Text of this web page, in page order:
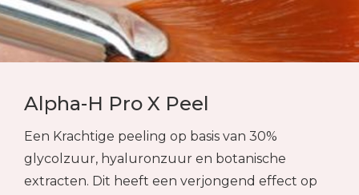
Alpha-H Pro X Peel
Een Krachtige peeling op basis van 30%
glycolzuur, hyaluronzuur en botanische
extracten. Dit heeft een verjongend effect op